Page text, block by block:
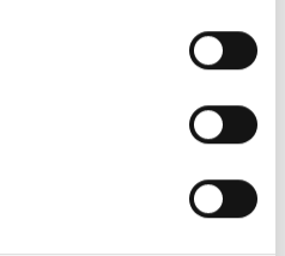
149 kr.